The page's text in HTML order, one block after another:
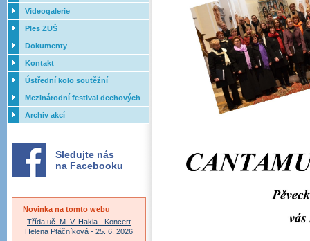
Videogalerie
Ples ZUŠ
Dokumenty
Kontakt
Ústřední kolo soutěžní
přehlídky dechových orchestrů
ZUŠ - 2017
Mezinárodní festival dechových
orchestrů - Letovice
Archiv akcí
Sledujte nás
na Facebooku
Novinka na tomto webu
Třída uč. M. V. Hakla - Koncert
Helena Ptáčníková - 25. 6. 2026